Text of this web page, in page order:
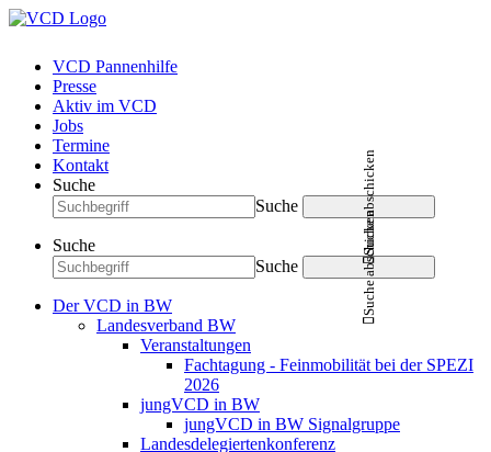
VCD Pannenhilfe
Presse
Aktiv im VCD
Jobs
Termine
Kontakt
Suche
Suche
Suche abschicken
Suche
Suche
Suche abschicken
Der VCD in BW
Landesverband BW
Veranstaltungen
Fachtagung - Feinmobilität bei der SPEZI
2026
jungVCD in BW
jungVCD in BW Signalgruppe
Landesdelegiertenkonferenz